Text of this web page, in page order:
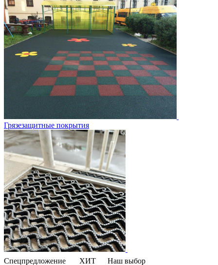
Грязезащитные покрытия
Спецпредложение ХИТ Наш выбор